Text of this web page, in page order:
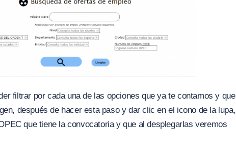
filtrar por cada una de las opciones que ya te contamos y que
después de hacer esta paso y dar clic en el icono de la lupa,
que tiene la convocatoria y que al desplegarlas veremos